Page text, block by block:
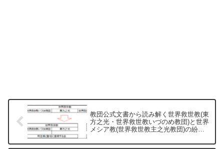
教団公式文書から読み解く世界救世教(東
方之光・世界救世教いづのめ教団)と世界
メシア教(世界救世教主之光教団)の紛争
教発行書面「「全面勝訴」のお知らせ」